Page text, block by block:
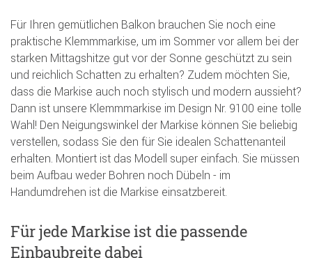
Für Ihren gemütlichen Balkon brauchen Sie noch eine
praktische Klemmmarkise, um im Sommer vor allem bei der
starken Mittagshitze gut vor der Sonne geschützt zu sein
und reichlich Schatten zu erhalten? Zudem möchten Sie,
dass die Markise auch noch stylisch und modern aussieht?
Dann ist unsere Klemmmarkise im Design Nr. 9100 eine tolle
Wahl! Den Neigungswinkel der Markise können Sie beliebig
verstellen, sodass Sie den für Sie idealen Schattenanteil
erhalten. Montiert ist das Modell super einfach. Sie müssen
beim Aufbau weder Bohren noch Dübeln - im
Handumdrehen ist die Markise einsatzbereit.
Für jede Markise ist die passende
Einbaubreite dabei